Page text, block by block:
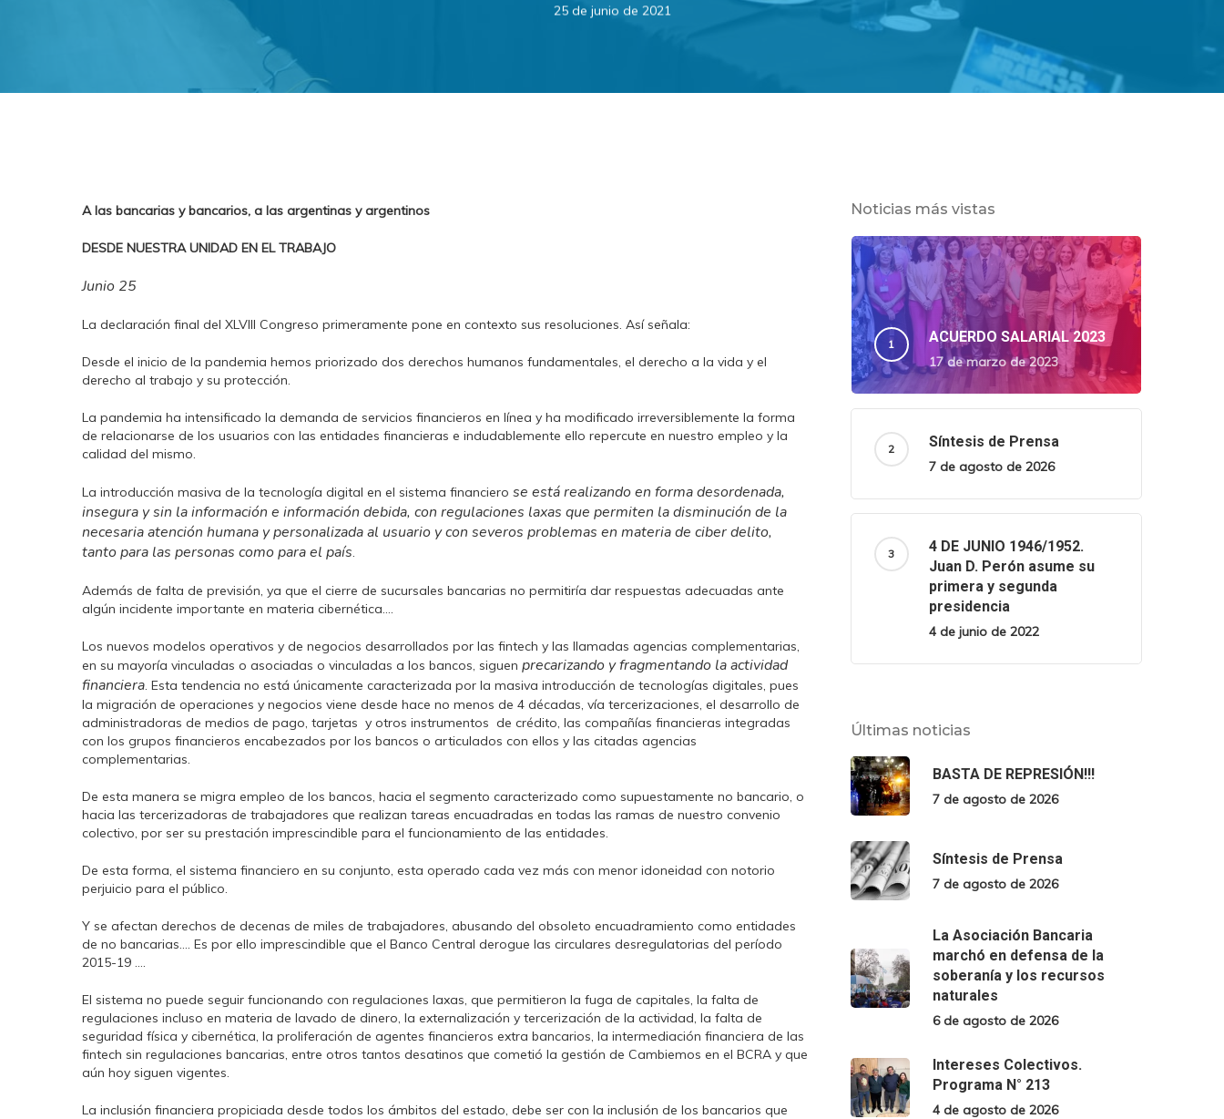
25 de junio de 2021
A las bancarias y bancarios, a las argentinas y argentinos
DESDE NUESTRA UNIDAD EN EL TRABAJO
Junio 25
La declaración final del XLVIII Congreso primeramente pone en contexto sus resoluciones. Así señala:
Desde el inicio de la pandemia hemos priorizado dos derechos humanos fundamentales, el derecho a la vida y el
derecho al trabajo y su protección.
La pandemia ha intensificado la demanda de servicios financieros en línea y ha modificado irreversiblemente la forma
de relacionarse de los usuarios con las entidades financieras e indudablemente ello repercute en nuestro empleo y la
calidad del mismo.
La introducción masiva de la tecnología digital en el sistema financiero se está realizando en forma desordenada,
insegura y sin la información e información debida, con regulaciones laxas que permiten la disminución de la
necesaria atención humana y personalizada al usuario y con severos problemas en materia de ciber delito,
tanto para las personas como para el país.
Además de falta de previsión, ya que el cierre de sucursales bancarias no permitiría dar respuestas adecuadas ante
algún incidente importante en materia cibernética….
Los nuevos modelos operativos y de negocios desarrollados por las fintech y las llamadas agencias complementarias,
en su mayoría vinculadas o asociadas o vinculadas a los bancos, siguen precarizando y fragmentando la actividad
financiera. Esta tendencia no está únicamente caracterizada por la masiva introducción de tecnologías digitales, pues
la migración de operaciones y negocios viene desde hace no menos de 4 décadas, vía tercerizaciones, el desarrollo de
administradoras de medios de pago, tarjetas y otros instrumentos de crédito, las compañías financieras integradas
con los grupos financieros encabezados por los bancos o articulados con ellos y las citadas agencias
complementarias.
De esta manera se migra empleo de los bancos, hacia el segmento caracterizado como supuestamente no bancario, o
hacia las tercerizadoras de trabajadores que realizan tareas encuadradas en todas las ramas de nuestro convenio
colectivo, por ser su prestación imprescindible para el funcionamiento de las entidades.
De esta forma, el sistema financiero en su conjunto, esta operado cada vez más con menor idoneidad con notorio
perjuicio para el público.
Y se afectan derechos de decenas de miles de trabajadores, abusando del obsoleto encuadramiento como entidades
de no bancarias…. Es por ello imprescindible que el Banco Central derogue las circulares desregulatorias del período
2015-19 ….
El sistema no puede seguir funcionando con regulaciones laxas, que permitieron la fuga de capitales, la falta de
regulaciones incluso en materia de lavado de dinero, la externalización y tercerización de la actividad, la falta de
seguridad física y cibernética, la proliferación de agentes financieros extra bancarios, la intermediación financiera de las
fintech sin regulaciones bancarias, entre otros tantos desatinos que cometió la gestión de Cambiemos en el BCRA y que
aún hoy siguen vigentes.
La inclusión financiera propiciada desde todos los ámbitos del estado, debe ser con la inclusión de los bancarios que
Noticias más vistas
ACUERDO SALARIAL 2023
17 de marzo de 2023
Síntesis de Prensa
7 de agosto de 2026
4 DE JUNIO 1946/1952.
Juan D. Perón asume su
primera y segunda
presidencia
4 de junio de 2022
Últimas noticias
BASTA DE REPRESIÓN!!!
7 de agosto de 2026
Síntesis de Prensa
7 de agosto de 2026
La Asociación Bancaria
marchó en defensa de la
soberanía y los recursos
naturales
6 de agosto de 2026
Intereses Colectivos.
Programa N° 213
4 de agosto de 2026